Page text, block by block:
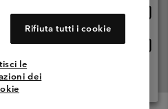
& 14:00- 18:00
Rifiuta tutti i cookie
le
dei
online
online
Tutti I Paesi